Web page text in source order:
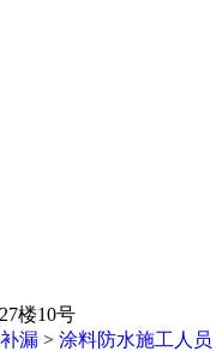
楼10号
漏 > 涂料防水施工人员